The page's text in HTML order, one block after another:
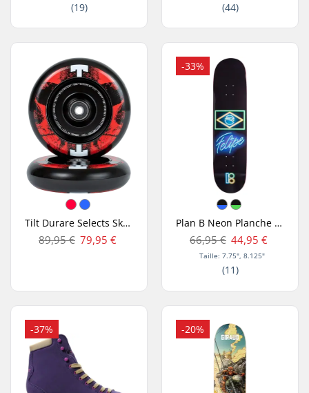
(19) (44)
Tilt Durare Selects Skulls Roues Trottinette Freestyle
89,95 € 79,95 €
-33%
Plan B Neon Planche De Skate
66,95 € 44,95 €
Taille: 7.75", 8.125"
(11)
-37% -20%